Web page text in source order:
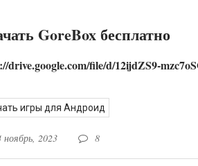
GoreBox бесплатно
drive.google.com/file/d/12ijdZS9-
игры для Андроид
ноябрь, 2023 8